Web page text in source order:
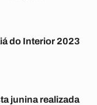
do Interior 2023
junina realizada